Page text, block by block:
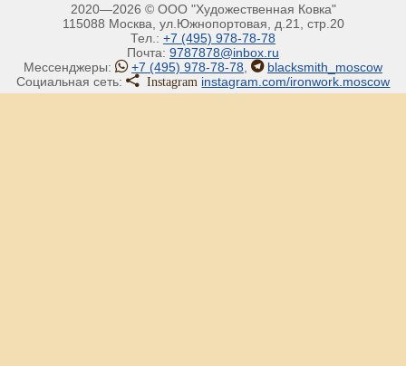
2020—2026 © ООО "Художественная Ковка"
115088 Москва, ул.Южнопортовая, д.21, стр.20
Тел.: +7 (495) 978-78-78
Почта: 9787878@inbox.ru
Мессенджеры:
+7 (495) 978-78-78
blacksmith_moscow
Социальная сеть:
Instagram instagram.com/ironwork.moscow